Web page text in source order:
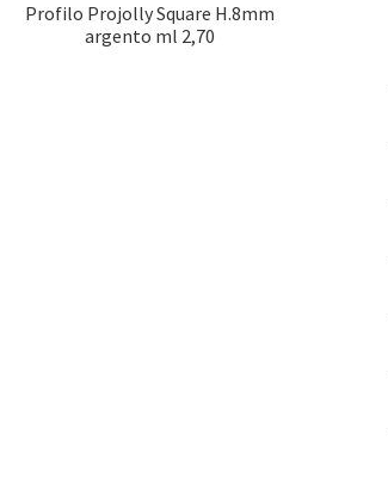
Profilo Projolly Square H.8mm
argento ml 2,70